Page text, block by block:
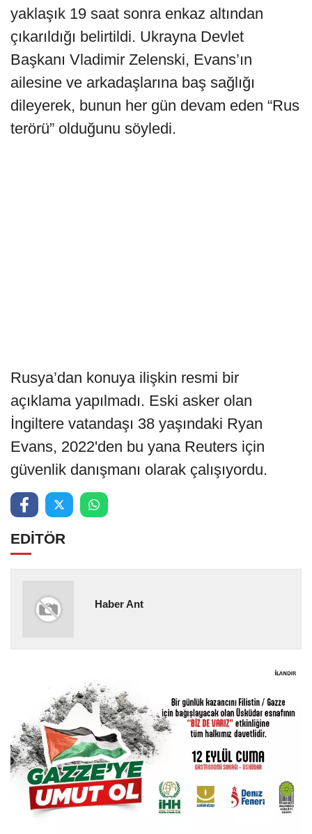
yaklaşık 19 saat sonra enkaz altından
çıkarıldığı belirtildi. Ukrayna Devlet
Başkanı Vladimir Zelenski, Evans’ın
ailesine ve arkadaşlarına baş sağlığı
dileyerek, bunun her gün devam eden “Rus
terörü” olduğunu söyledi.
Rusya’dan konuya ilişkin resmi bir
açıklama yapılmadı. Eski asker olan
İngiltere vatandaşı 38 yaşındaki Ryan
Evans, 2022'den bu yana Reuters için
güvenlik danışmanı olarak çalışıyordu.
EDİTÖR
Haber Ant